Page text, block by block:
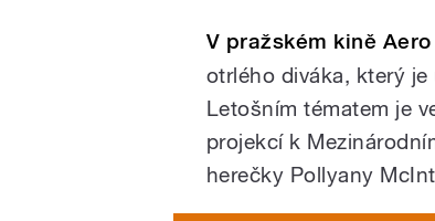
V pražském kině Aero
otrlého diváka, který je
Letošním tématem je
projekcí k
herečky Pollyany